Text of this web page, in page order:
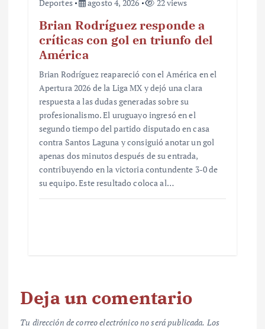
Deportes agosto 4, 2026 22 views
Brian Rodríguez responde a
críticas con gol en triunfo del
América
Brian Rodríguez reapareció con el América en el
Apertura 2026 de la Liga MX y dejó una clara
respuesta a las dudas generadas sobre su
profesionalismo. El uruguayo ingresó en el
segundo tiempo del partido disputado en casa
contra Santos Laguna y consiguió anotar un gol
apenas dos minutos después de su entrada,
contribuyendo en la victoria contundente 3-0 de
su equipo. Este resultado coloca al…
Deja un comentario
Tu dirección de correo electrónico no será publicada. Los